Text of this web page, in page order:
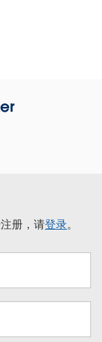
册，请登录。